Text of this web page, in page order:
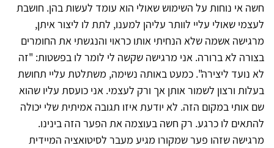
חשה אי נוחות על השימוש שאולי הוא עומד לעשות בהן. חושבת
לעצמי שאולי עליי לוותר עליהן למענו, לתת לו ליצור איתן,
מרגישה אשמה שלא הנחיתי אותו כראוי והנגשתי את החומרים
בצורה לא ברורה. אני מרגישה שקשה לי לומר לו בפשטות: "זה
לא נועד ליצירה". כמעט באותה נשימה, משתלטת עליי תחושת
בעלות ורצון לשמור אותן אך ורק לעצמי. אני כועסת עליו שהוא
שם אותי במקום הזה. לא יודעת איזו תגובה אמיתית שלי יכולה
להתאים לו כרגע. רק חשה בעוצמה את הפער הזה בינינו.
מרגישה שזהו פער שמקורו מגיע מעבר לסיטואציה המיידית